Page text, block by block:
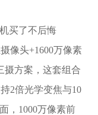
像头+1600万像素
摄方案，这套组合
2倍光学变焦与10
，1000万像素前